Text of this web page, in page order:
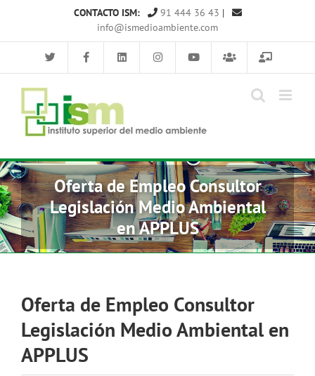
CONTACTO ISM: 91 444 36 43 |
info@ismedioambiente.com
Oferta de Empleo Consultor
Legislación Medio Ambiental
en APPLUS
Oferta de Empleo Consultor
Legislación Medio Ambiental en
APPLUS